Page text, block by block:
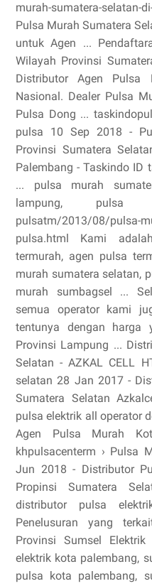
murah-sumatera-
Pulsa Murah Sumatera
untuk Agen ...
Wilayah Provinsi
Distributor Agen Pulsa
Nasional. Dealer Pulsa
Pulsa Dong ...
pulsa 10 Sep 2018 -
Provinsi Sumatera
Palembang - Taskindo ID
... pulsa murah
lampung,
pulsatm/2013/08/pulsa-
pulsa.html Kami
termurah, agen pulsa
murah sumatera selatan,
murah sumbagsel ...
semua operator kami
tentunya dengan harga
Provinsi Lampung ...
Selatan - AZKAL CELL
selatan 28 Jan 2017 -
Sumatera Selatan
pulsa elektrik all operator
Agen Pulsa Murah
khpulsacenterm › Pulsa
Jun 2018 - Distributor
Propinsi Sumatera
distributor pulsa
Penelusuran yang
Provinsi Sumsel
elektrik kota palembang,
pulsa kota palembang,